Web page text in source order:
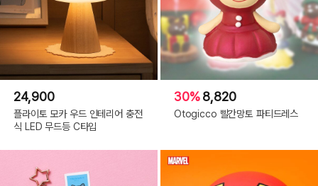
24,900
플라이토 모카 우드 인테리어 충전
식 LED 무드등 C타입
30%8,820
Otogicco 빨간망토 파티드레스